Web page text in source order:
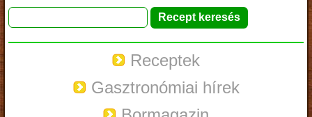
Receptek
Gasztronómiai hírek